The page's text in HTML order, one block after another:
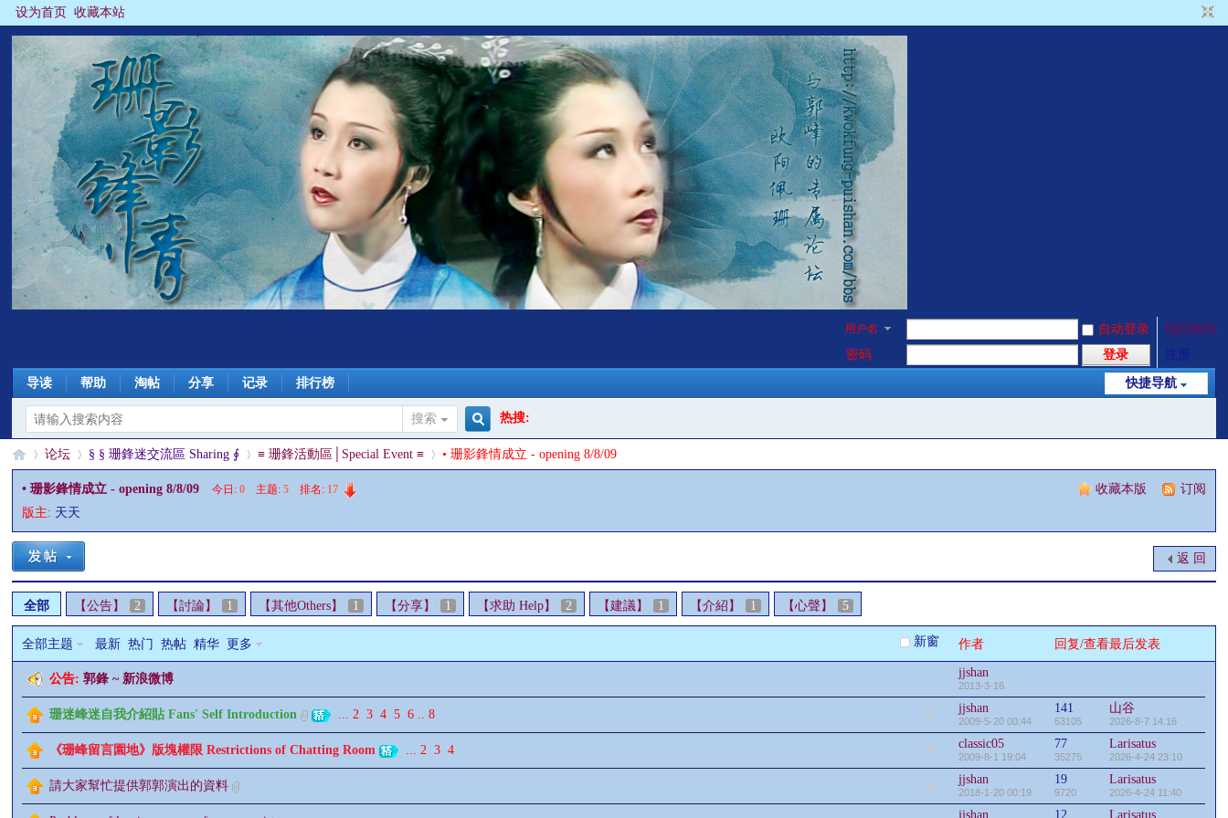
设为首页 收藏本站
用户名 自动登录
找回密码
密码
登录
快捷导航
导读 帮助 淘帖 分享 记录 排行榜
搜索
搜
热搜:
§ »
论坛
›
§ § 珊鋒迷交流區 Sharing ∮
›
≡ 珊鋒活動區│Special Event ≡
›
• 珊影鋒情成立 - opening 8/8/09
收藏本版 订阅
• 珊影鋒情成立 - opening 8/8/09 今日:0 主题:5 排名: 17
版主: 天天
返 回
全部 【公告】 2 【討論】 1 【其他Others】 1 【分享】 1 【求助 Help】 2 【建議】 1 【介紹】 1 【心聲】 5
新窗
全部主题 最新 热门 热帖 精华 更多 作者 回复/查看最后发表
公告:郭鋒 ~ 新浪微博 jjshan
2013-3-16
珊迷峰迷自我介紹貼 Fans' Self Introduction ... 2 3 4 5 6 .. 8 jjshan
2009-5-20 00:44
141
63105
山谷
2026-8-7 14:16
《珊峰留言園地》版塊權限 Restrictions of Chatting Room ... 2 3 4 classic05
2009-8-1 19:04
77
35275
Larisatus
2026-4-24 23:10
請大家幫忙提供郭郭演出的資料 jjshan
2018-1-20 00:19
19
9720
Larisatus
2026-4-24 11:40
jjshan 12 Larisatus